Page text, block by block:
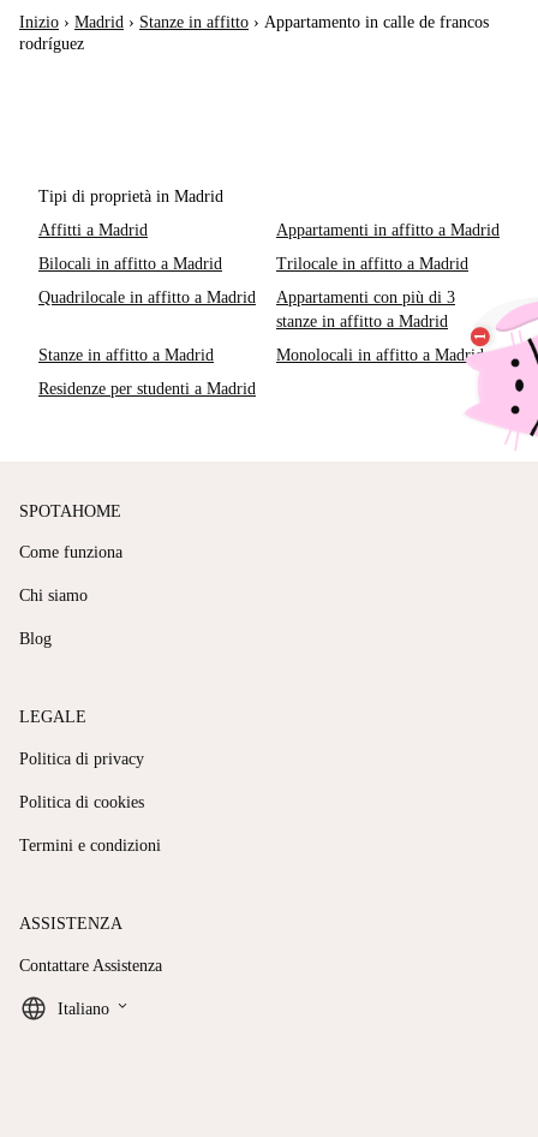
Inizio › Madrid › Stanze in affitto › Appartamento in calle de francos
rodríguez
Tipi di proprietà in Madrid
Affitti a Madrid
Appartamenti in affitto a Madrid
Bilocali in affitto a Madrid
Trilocale in affitto a Madrid
Quadrilocale in affitto a Madrid
Appartamenti con più di 3
stanze in affitto a Madrid
Stanze in affitto a Madrid
Monolocali in affitto a Madrid
Residenze per studenti a Madrid
SPOTAHOME
Come funziona
Chi siamo
Blog
LEGALE
Politica di privacy
Politica di cookies
Termini e condizioni
ASSISTENZA
Contattare Assistenza
Italiano keyboard_arrow_down